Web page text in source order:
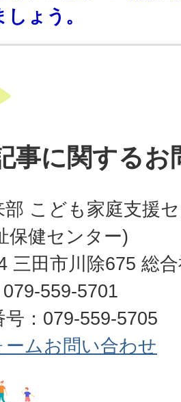
ょう。
事に関するお
部 こども家庭支援
保健センター)
三田市川除675 総
559-5701
：079-559-5705
ームお問い合わせ